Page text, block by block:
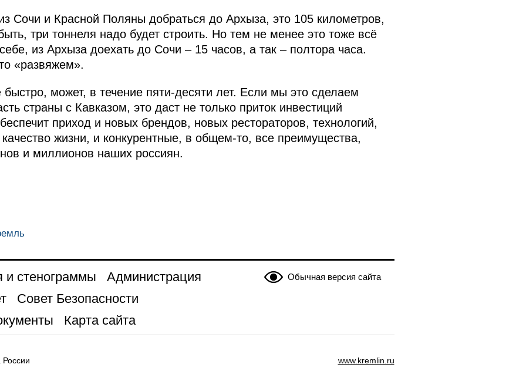
Сочи и Красной Поляны добраться до Архыза, это 105 километров,
три тоннеля надо будет строить. Но тем не менее это тоже всё
из Архыза доехать до Сочи – 15 часов, а так – полтора часа.
«развяжем».
быстро, может, в течение пяти-десяти лет. Если мы это сделаем
страны с Кавказом, это даст не только приток инвестиций
приход и новых брендов, новых рестораторов, технологий,
жизни, и конкурентные, в общем-то, все преимущества,
и миллионов наших россиян.
Обычная версия сайта
и стенограммы
Администрация
Совет Безопасности
Карта сайта
www.kremlin.ru